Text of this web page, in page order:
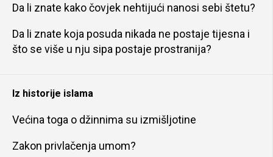
Da li znate kako čovjek nehtijući nanosi sebi štetu?
Da li znate koja posuda nikada ne postaje tijesna i
što se više u nju sipa postaje prostranija?
Iz historije islama
Većina toga o džinnima su izmišljotine
Zakon privlačenja umom?